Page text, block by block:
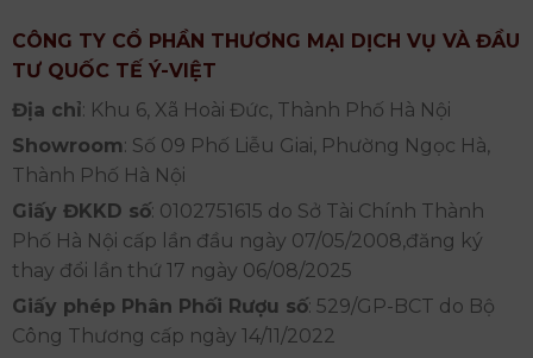
CÔNG TY CỔ PHẦN THƯƠNG MẠI DỊCH VỤ VÀ ĐẦU
TƯ QUỐC TẾ Ý-VIỆT
Địa chỉ: Khu 6, Xã Hoài Đức, Thành Phố Hà Nội
Showroom: Số 09 Phố Liễu Giai, Phường Ngọc Hà,
Thành Phố Hà Nội
Giấy ĐKKD số: 0102751615 do Sở Tài Chính Thành
Phố Hà Nội cấp lần đầu ngày 07/05/2008,đăng ký
thay đổi lần thứ 17 ngày 06/08/2025
Giấy phép Phân Phối Rượu số: 529/GP-BCT do Bộ
Công Thương cấp ngày 14/11/2022